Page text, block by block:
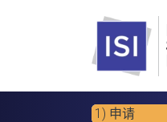
1) 申请